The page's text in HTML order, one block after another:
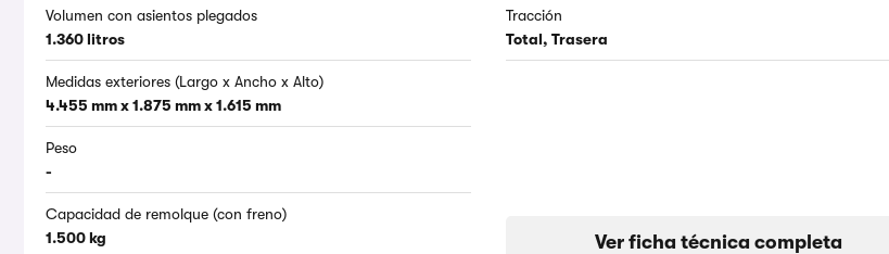
Volumen con asientos plegados
1.360 litros
Medidas exteriores (Largo x Ancho x Alto)
4.455 mm x 1.875 mm x 1.615 mm
Peso
-
Capacidad de remolque (con freno)
1.500 kg
Tracción
Total, Trasera
Ver ficha técnica completa